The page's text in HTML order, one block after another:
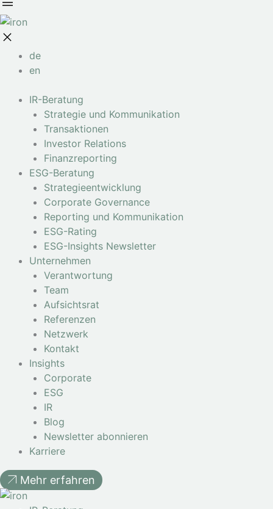
de
en
IR-Beratung
Strategie und Kommunikation
Transaktionen
Investor Relations
Finanzreporting
ESG-Beratung
Strategieentwicklung
Corporate Governance
Reporting und Kommunikation
ESG-Rating
ESG-Insights Newsletter
Unternehmen
Verantwortung
Team
Aufsichtsrat
Referenzen
Netzwerk
Kontakt
Insights
Corporate
ESG
IR
Blog
Newsletter abonnieren
Karriere
Mehr erfahren